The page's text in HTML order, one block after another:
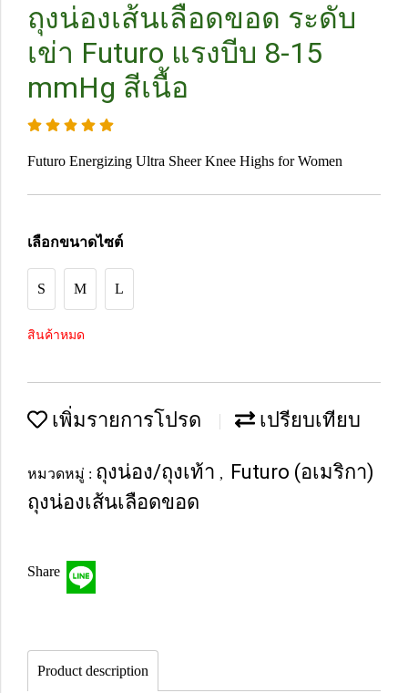
ถุงน่องเส้นเลือดขอด ระดับ
เข่า Futuro แรงบีบ 8-15
mmHg สีเนื้อ
Futuro Energizing Ultra Sheer Knee Highs for Women
เลือกขนาดไซต์
S M L
สินค้าหมด
เพิ่มรายการโปรด เปรียบเทียบ
หมวดหมู่ : ถุงน่อง/ถุงเท้า ,
Futuro (อเมริกา)
ถุงน่องเส้นเลือดขอด
Share
Product description